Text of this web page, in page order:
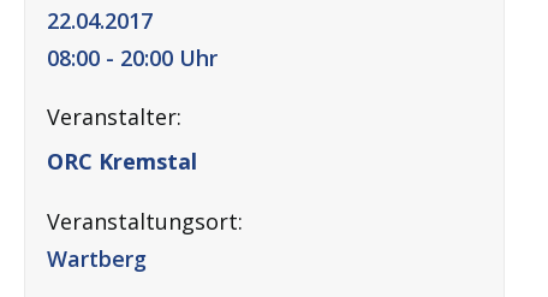
22.04.2017
08:00 - 20:00 Uhr
Veranstalter:
ORC Kremstal
Veranstaltungsort:
Wartberg